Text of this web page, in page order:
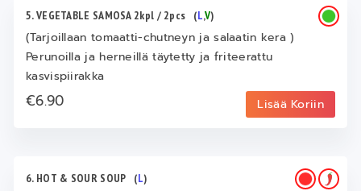
5. VEGETABLE SAMOSA 2kpl / 2pcs (L,V)
(Tarjoillaan tomaatti-chutneyn ja salaatin kera )
Perunoilla ja herneillä täytetty ja friteerattu
kasvispiirakka
€6.90 Lisää Koriin
6. HOT & SOUR SOUP (L)